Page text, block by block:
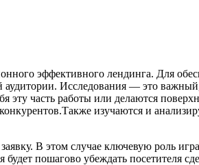
эффективного лендинга. Для
аудитории. Исследования — это
эту часть работы или делаются
изучаются и
В этом случае ключевую роль
пошагово убеждать посетителя